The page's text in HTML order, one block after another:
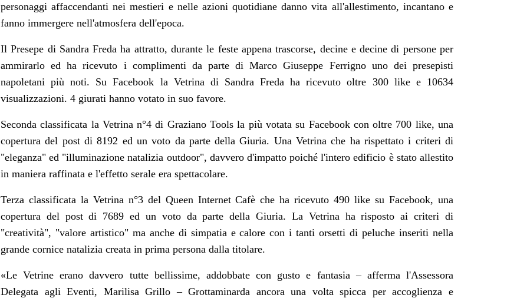
personaggi affaccendanti nei mestieri e nelle azioni quotidiane danno vita all'allestimento, incantano e
fanno immergere nell'atmosfera dell'epoca.
Il Presepe di Sandra Freda ha attratto, durante le feste appena trascorse, decine e decine di persone per
ammirarlo ed ha ricevuto i complimenti da parte di Marco Giuseppe Ferrigno uno dei presepisti
napoletani più noti. Su Facebook la Vetrina di Sandra Freda ha ricevuto oltre 300 like e 10634
visualizzazioni. 4 giurati hanno votato in suo favore.
Seconda classificata la Vetrina n°4 di Graziano Tools la più votata su Facebook con oltre 700 like, una
copertura del post di 8192 ed un voto da parte della Giuria. Una Vetrina che ha rispettato i criteri di
"eleganza" ed "illuminazione natalizia outdoor", davvero d'impatto poiché l'intero edificio è stato allestito
in maniera raffinata e l'effetto serale era spettacolare.
Terza classificata la Vetrina n°3 del Queen Internet Cafè che ha ricevuto 490 like su Facebook, una
copertura del post di 7689 ed un voto da parte della Giuria. La Vetrina ha risposto ai criteri di
"creatività", "valore artistico" ma anche di simpatia e calore con i tanti orsetti di peluche inseriti nella
grande cornice natalizia creata in prima persona dalla titolare.
«Le Vetrine erano davvero tutte bellissime, addobbate con gusto e fantasia – afferma l'Assessora
Delegata agli Eventi, Marilisa Grillo – Grottaminarda ancora una volta spicca per accoglienza e